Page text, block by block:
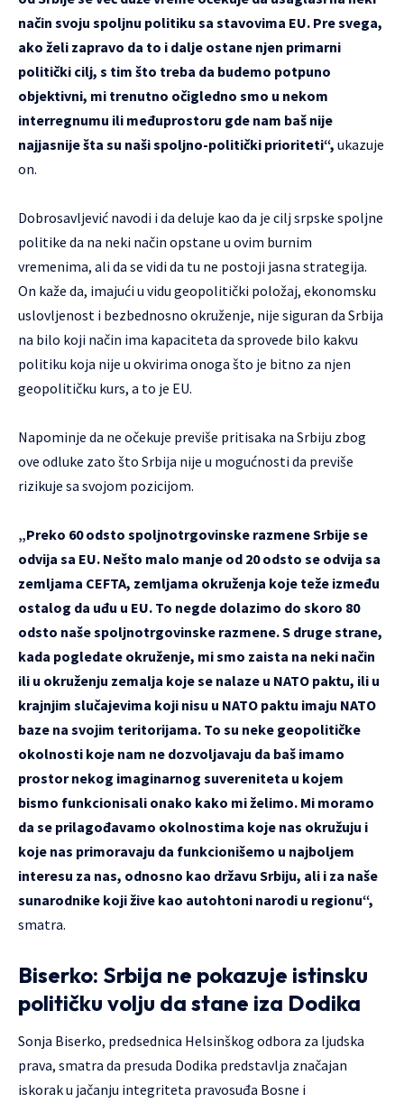
način svoju spoljnu politiku sa stavovima EU. Pre svega,
ako želi zapravo da to i dalje ostane njen primarni
politički cilj, s tim što treba da budemo potpuno
objektivni, mi trenutno očigledno smo u nekom
interregnumu ili međuprostoru gde nam baš nije
najjasnije šta su naši spoljno-politički prioriteti“, ukazuje
on.
Dobrosavljević navodi i da deluje kao da je cilj srpske spoljne
politike da na neki način opstane u ovim burnim
vremenima, ali da se vidi da tu ne postoji jasna strategija.
On kaže da, imajući u vidu geopolitički položaj, ekonomsku
uslovljenost i bezbednosno okruženje, nije siguran da Srbija
na bilo koji način ima kapaciteta da sprovede bilo kakvu
politiku koja nije u okvirima onoga što je bitno za njen
geopolitičku kurs, a to je EU.
Napominje da ne očekuje previše pritisaka na Srbiju zbog
ove odluke zato što Srbija nije u mogućnosti da previše
rizikuje sa svojom pozicijom.
„Preko 60 odsto spoljnotrgovinske razmene Srbije se
odvija sa EU. Nešto malo manje od 20 odsto se odvija sa
zemljama CEFTA, zemljama okruženja koje teže između
ostalog da uđu u EU. To negde dolazimo do skoro 80
odsto naše spoljnotrgovinske razmene. S druge strane,
kada pogledate okruženje, mi smo zaista na neki način
ili u okruženju zemalja koje se nalaze u NATO paktu, ili u
krajnjim slučajevima koji nisu u NATO paktu imaju NATO
baze na svojim teritorijama. To su neke geopolitičke
okolnosti koje nam ne dozvoljavaju da baš imamo
prostor nekog imaginarnog suvereniteta u kojem
bismo funkcionisali onako kako mi želimo. Mi moramo
da se prilagođavamo okolnostima koje nas okružuju i
koje nas primoravaju da funkcionišemo u najboljem
interesu za nas, odnosno kao državu Srbiju, ali i za naše
sunarodnike koji žive kao autohtoni narodi u regionu“,
smatra.
Biserko: Srbija ne pokazuje istinsku
političku volju da stane iza Dodika
Sonja Biserko, predsednica Helsinškog odbora za ljudska
prava, smatra da presuda Dodika predstavlja značajan
iskorak u jačanju integriteta pravosuđa Bosne i